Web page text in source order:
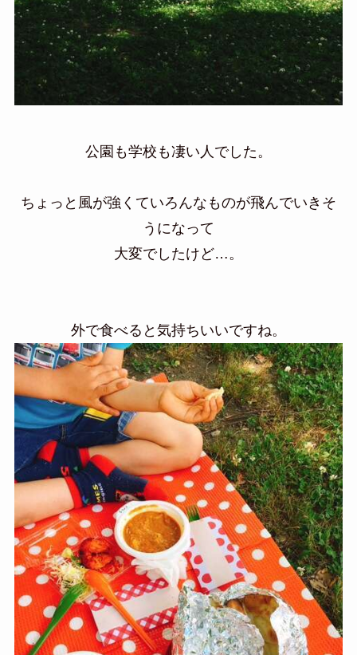
公園も学校も凄い人でした。
ちょっと風が強くていろんなものが飛んでいきそ
うになって
大変でしたけど…。
外で食べると気持ちいいですね。